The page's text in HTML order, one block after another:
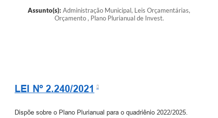
Assunto(s): Administração Municipal, Leis Orçamentárias,
Orçamento , Plano Plurianual de Invest.
LEI Nº 2.240/2021
Dispõe sobre o Plano Plurianual para o quadriênio 2022/2025.